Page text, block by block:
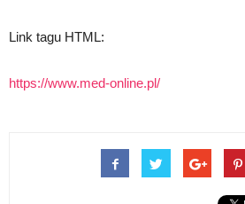
Link tagu HTML:
https://www.med-online.pl/